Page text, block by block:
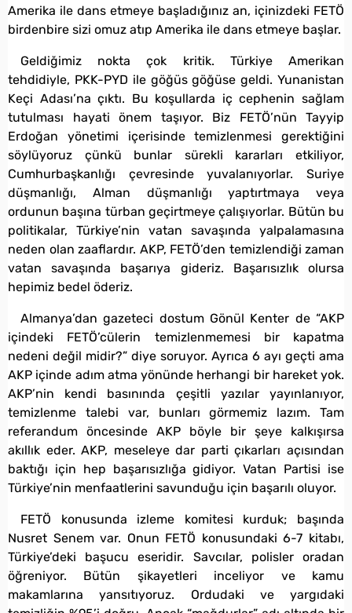
Amerika ile dans etmeye başladığınız an, içinizdeki FETÖ
birdenbire sizi omuz atıp Amerika ile dans etmeye başlar.
Geldiğimiz nokta çok kritik. Türkiye Amerikan
tehdidiyle, PKK-PYD ile göğüs göğüse geldi. Yunanistan
Keçi Adası’na çıktı. Bu koşullarda iç cephenin sağlam
tutulması hayati önem taşıyor. Biz FETÖ’nün Tayyip
Erdoğan yönetimi içerisinde temizlenmesi gerektiğini
söylüyoruz çünkü bunlar sürekli kararları etkiliyor,
Cumhurbaşkanlığı çevresinde yuvalanıyorlar. Suriye
düşmanlığı, Alman düşmanlığı yaptırtmaya veya
ordunun başına türban geçirtmeye çalışıyorlar. Bütün bu
politikalar, Türkiye’nin vatan savaşında yalpalamasına
neden olan zaaflardır. AKP, FETÖ’den temizlendiği zaman
vatan savaşında başarıya gideriz. Başarısızlık olursa
hepimiz bedel öderiz.
Almanya’dan gazeteci dostum Gönül Kenter de “AKP
içindeki FETÖ’cülerin temizlenmemesi bir kapatma
nedeni değil midir?” diye soruyor. Ayrıca 6 ayı geçti ama
AKP içinde adım atma yönünde herhangi bir hareket yok.
AKP’nin kendi basınında çeşitli yazılar yayınlanıyor,
temizlenme talebi var, bunları görmemiz lazım. Tam
referandum öncesinde AKP böyle bir şeye kalkışırsa
akıllık eder. AKP, meseleye dar parti çıkarları açısından
baktığı için hep başarısızlığa gidiyor. Vatan Partisi ise
Türkiye’nin menfaatlerini savunduğu için başarılı oluyor.
FETÖ konusunda izleme komitesi kurduk; başında
Nusret Senem var. Onun FETÖ konusundaki 6-7 kitabı,
Türkiye’deki başucu eseridir. Savcılar, polisler oradan
öğreniyor. Bütün şikayetleri inceliyor ve kamu
makamlarına yansıtıyoruz. Ordudaki ve yargıdaki